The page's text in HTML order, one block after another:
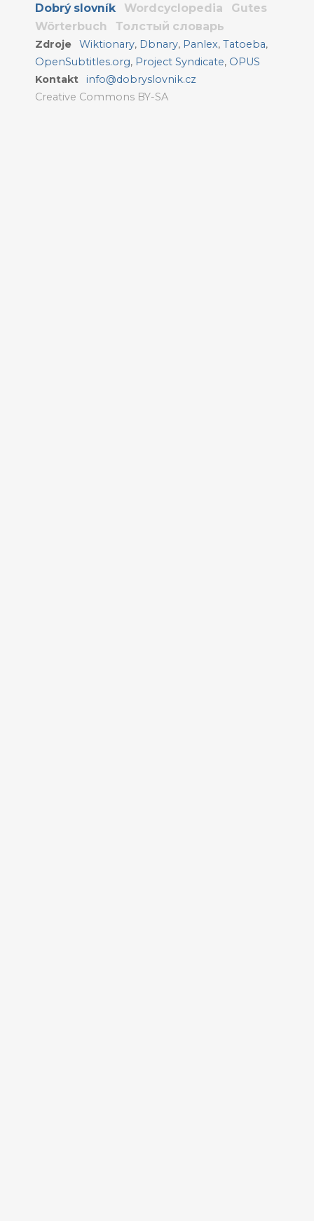
Dobrý slovník Wordcyclopedia
Gutes
Wörterbuch
Толстый словарь
Zdroje Wiktionary, Dbnary, Panlex,Tatoeba,
OpenSubtitles.org, Project Syndicate, OPUS
Kontakt
info@dobryslovnik.cz
Creative Commons BY-SA